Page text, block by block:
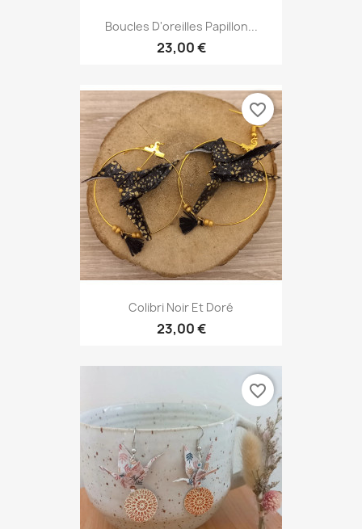
Boucles D'oreilles Papillon...
23,00 €
Colibri Noir Et Doré
23,00 €
favorite_border
favorite_border